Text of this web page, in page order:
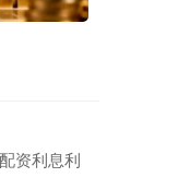
资利息利